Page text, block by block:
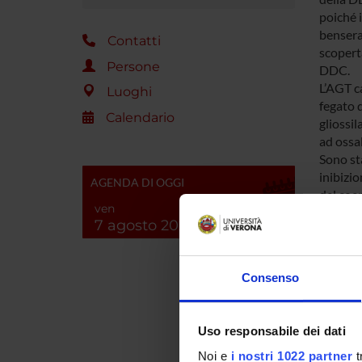
Consenso
Uso responsabile dei dati
Noi e i nostri 1022 partner
Contatti
Persone
Luoghi
Calendario
AGENDA DI OGGI
ven
7 agosto 2026
poiché
DDC.
L’AGT
fegato
ad
Sono
del
La
Lo
AGT
ne